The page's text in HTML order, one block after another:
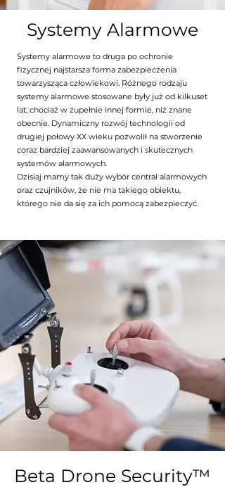
Systemy Alarmowe
Systemy alarmowe to druga po ochronie
fizycznej najstarsza forma zabezpieczenia
towarzysząca człowiekowi. Różnego rodzaju
systemy alarmowe stosowane były już od kilkuset
lat, chociaż w zupełnie innej formie, niż znane
obecnie. Dynamiczny rozwój technologii od
drugiej połowy XX wieku pozwolił na stworzenie
coraz bardziej zaawansowanych i skutecznych
systemów alarmowych.
Dzisiaj mamy tak duży wybór central alarmowych
oraz czujników, że nie ma takiego obiektu,
którego nie da się za ich pomocą zabezpieczyć.
Beta Drone Security™